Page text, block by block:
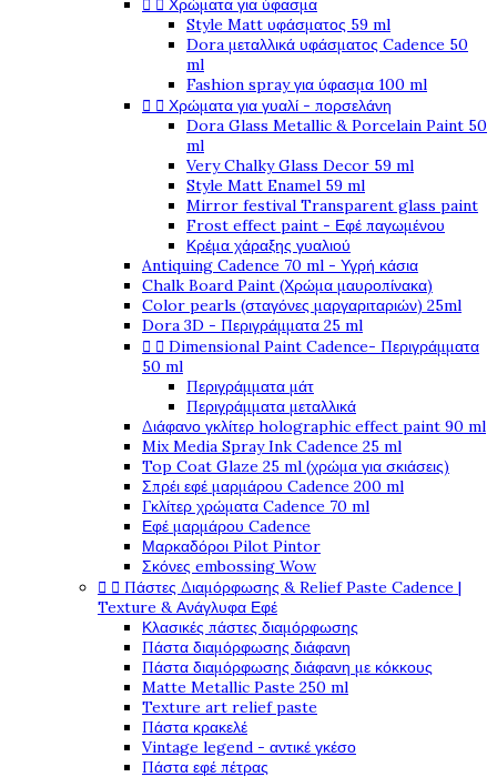
  Χρώματα για ύφασμα
Style Matt υφάσματος 59 ml
Dora μεταλλικά υφάσματος Cadence 50
ml
Fashion spray για ύφασμα 100 ml
  Χρώματα για γυαλί - πορσελάνη
Dora Glass Metallic & Porcelain Paint 50
ml
Very Chalky Glass Decor 59 ml
Style Matt Enamel 59 ml
Mirror festival Transparent glass paint
Frost effect paint - Εφέ παγωμένου
Κρέμα χάραξης γυαλιού
Antiquing Cadence 70 ml - Υγρή κάσια
Chalk Board Paint (Χρώμα μαυροπίνακα)
Color pearls (σταγόνες μαργαριταριών) 25ml
Dora 3D - Περιγράμματα 25 ml
  Dimensional Paint Cadence- Περιγράμματα
50 ml
Περιγράμματα μάτ
Περιγράμματα μεταλλικά
Διάφανο γκλίτερ holographic effect paint 90 ml
Mix Media Spray Ink Cadence 25 ml
Top Coat Glaze 25 ml (χρώμα για σκιάσεις)
Σπρέι εφέ μαρμάρου Cadence 200 ml
Γκλίτερ χρώματα Cadence 70 ml
Εφέ μαρμάρου Cadence
Μαρκαδόροι Pilot Pintor
Σκόνες embossing Wow
  Πάστες Διαμόρφωσης & Relief Paste Cadence |
Texture & Ανάγλυφα Εφέ
Κλασικές πάστες διαμόρφωσης
Πάστα διαμόρφωσης διάφανη
Πάστα διαμόρφωσης διάφανη με κόκκους
Matte Metallic Paste 250 ml
Texture art relief paste
Πάστα κρακελέ
Vintage legend - αντικέ γκέσο
Πάστα εφέ πέτρας